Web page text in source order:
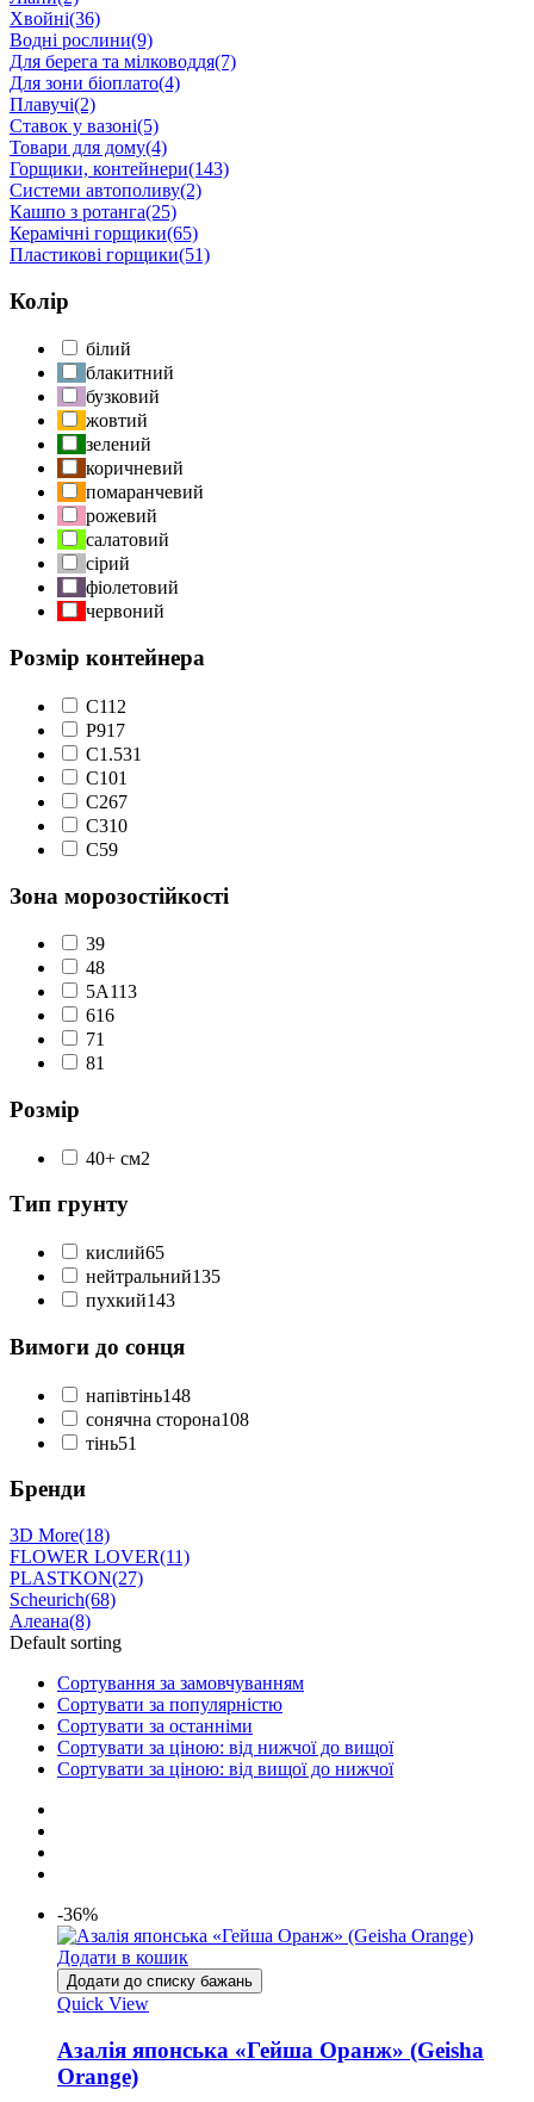
Хвойні(36)
Водні рослини(9)
Для берега та мілководдя(7)
Для зони біоплато(4)
Плавучі(2)
Ставок у вазоні(5)
Товари для дому(4)
Горщики, контейнери(143)
Системи автополиву(2)
Кашпо з ротанга(25)
Керамічні горщики(65)
Пластикові горщики(51)
Колір
білий
блакитний
бузковий
жовтий
зелений
коричневий
помаранчевий
рожевий
салатовий
сірий
фіолетовий
червоний
Розмір контейнера
C112
P917
С1.531
С101
С267
С310
С59
Зона морозостійкості
39
48
5А113
616
71
81
Розмір
40+ см2
Тип грунту
кислий65
нейтральний135
пухкий143
Вимоги до сонця
напівтінь148
сонячна сторона108
тінь51
Бренди
3D More(18)
FLOWER LOVER(11)
PLASTKON(27)
Scheurich(68)
Алеана(8)
Default sorting
Сортування за замовчуванням
Сортувати за популярністю
Сортувати за останніми
Сортувати за ціною: від нижчої до вищої
Сортувати за ціною: від вищої до нижчої
-36%
Додати в кошик
Додати до списку бажань
Quick View
Азалія японська «Гейша Оранж» (Geisha
Orange)